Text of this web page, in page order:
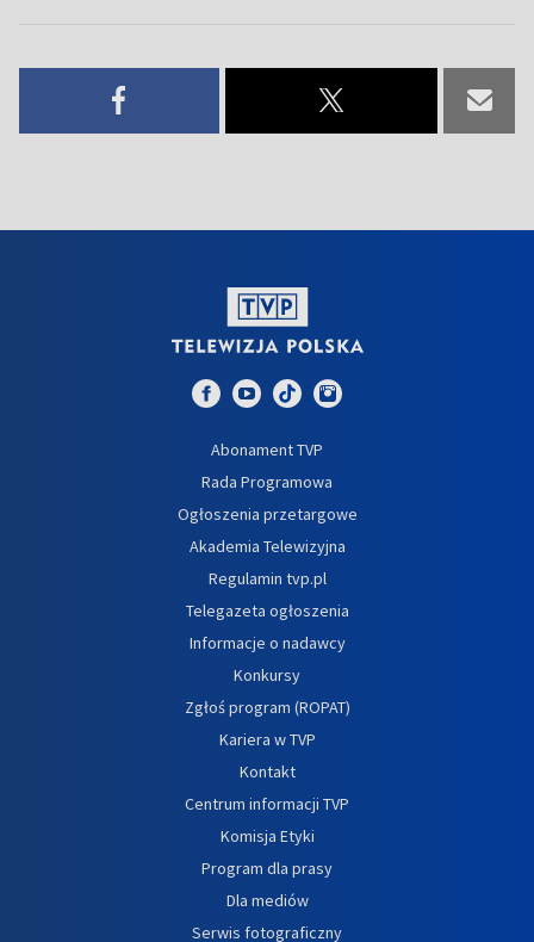
Abonament TVP
Rada Programowa
Ogłoszenia przetargowe
Akademia Telewizyjna
Regulamin tvp.pl
Telegazeta ogłoszenia
Informacje o nadawcy
Konkursy
Zgłoś program (ROPAT)
Kariera w TVP
Kontakt
Centrum informacji TVP
Komisja Etyki
Program dla prasy
Dla mediów
Serwis fotograficzny